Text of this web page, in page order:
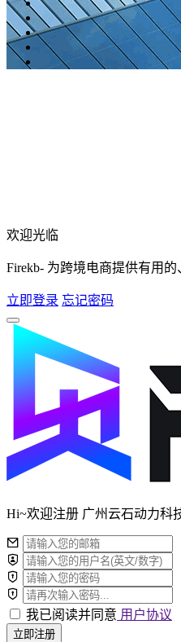
欢迎光临
Firekb- 为跨境电商提供有用的
立即登录 忘记密码
Hi~欢迎注册 广州云石动力科
我已阅读并同意 用户协议
立即注册